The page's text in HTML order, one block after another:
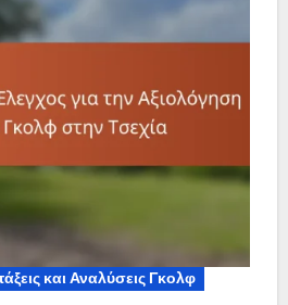
και Αναλύσεις Γκολφ